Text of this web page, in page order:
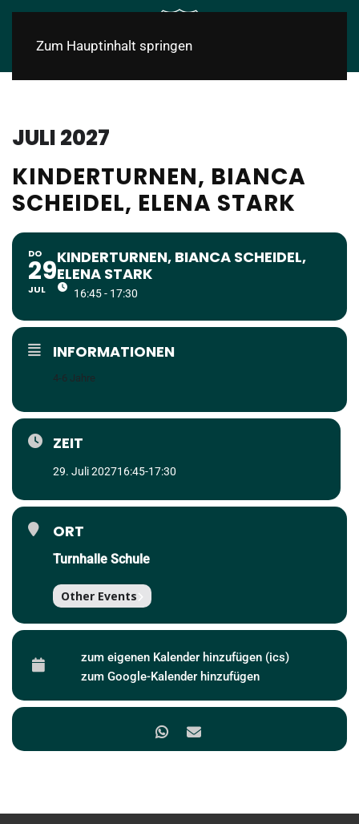
Zum Hauptinhalt springen
JULI 2027
KINDERTURNEN, BIANCA
SCHEIDEL, ELENA STARK
DO
29
JUL
KINDERTURNEN, BIANCA SCHEIDEL,
ELENA STARK
16:45 - 17:30
INFORMATIONEN
4-6 Jahre
ZEIT
29. Juli 202716:45-17:30
ORT
Turnhalle Schule
Other Events
zum eigenen Kalender hinzufügen (ics)
zum Google-Kalender hinzufügen